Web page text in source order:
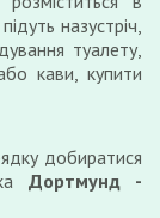
назустріч,
туалету,
кави, купити
добиратися
Дортмунд -